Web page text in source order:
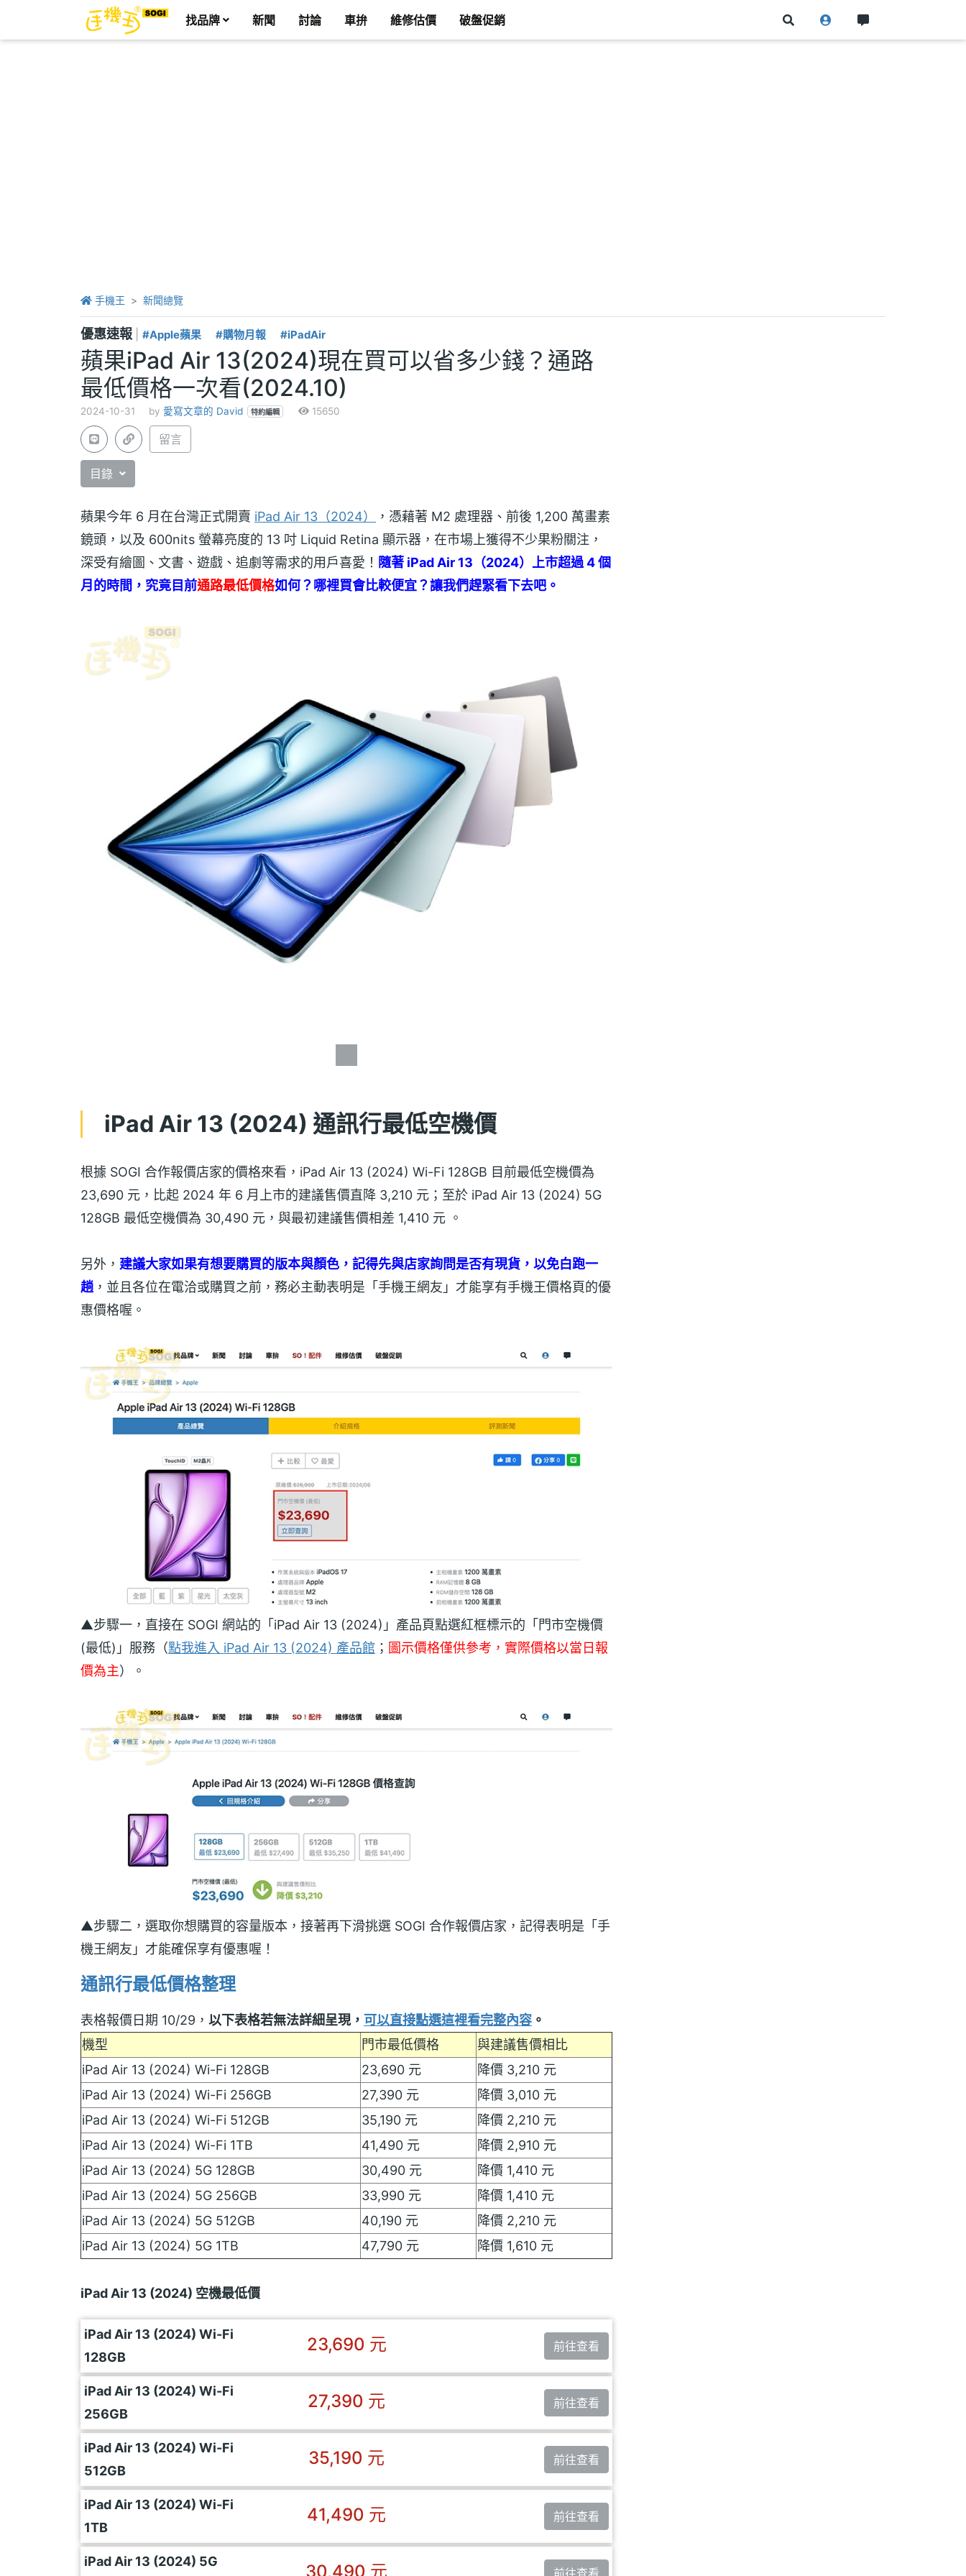
找品牌 新聞 討論 車拚 維修估價 破盤促銷
手機王 新聞總覽
優惠速報 #Apple蘋果 #購物月報 #iPadAir
蘋果iPad Air 13(2024)現在買可以省多少錢？通路
最低價格一次看(2024.10)
2024-10-31 by 愛寫文章的 David 特約編輯 15650
留言
目錄
蘋果今年 6 月在台灣正式開賣 iPad Air 13（2024）
，憑藉著 M2 處理器、前後 1,200 萬畫素
鏡頭，以及 600nits 螢幕亮度的 13 吋 Liquid Retina 顯示器，在市場上獲得不少果粉關注，
深受有繪圖、文書、遊戲、追劇等需求的用戶喜愛！ 隨著 iPad Air 13（2024）上市超過 4 個
月的時間，究竟目前通路最低價格如何？哪裡買會比較便宜？讓我們趕緊看下去吧。
iPad Air 13 (2024) 通訊行最低空機價
根據 SOGI 合作報價店家的價格來看，iPad Air 13 (2024) Wi-Fi 128GB 目前最低空機價為
23,690 元，比起 2024 年 6 月上市的建議售價直降 3,210 元；至於 iPad Air 13 (2024) 5G
128GB 最低空機價為 30,490 元，與最初建議售價相差 1,410 元 。
另外， 建議大家如果有想要購買的版本與顏色，記得先與店家詢問是否有現貨，以免白跑一
趟 ，並且各位在電洽或購買之前，務必主動表明是「手機王網友」才能享有手機王價格頁的優
惠價格喔。
▲步驟一，直接在 SOGI 網站的「iPad Air 13 (2024)」產品頁點選紅框標示的「門市空機價
(最低)」服務（點我進入 iPad Air 13 (2024) 產品館 ； 圖示價格僅供參考，實際價格以當日報
價為主）。
▲步驟二，選取你想購買的容量版本，接著再下滑挑選 SOGI 合作報價店家，記得表明是「手
機王網友」才能確保享有優惠喔！
通訊行最低價格整理
表格報價日期 10/29， 以下表格若無法詳細呈現， 可以直接點選這裡看完整內容 。
機型
門市最低價格
與建議售價相比
iPad Air 13 (2024) Wi-Fi 128GB
23,690 元
降價 3,210 元
iPad Air 13 (2024) Wi-Fi 256GB
27,390 元
降價 3,010 元
iPad Air 13 (2024) Wi-Fi 512GB
35,190 元
降價 2,210 元
iPad Air 13 (2024) Wi-Fi 1TB
41,490 元
降價 2,910 元
iPad Air 13 (2024) 5G 128GB
30,490 元
降價 1,410 元
iPad Air 13 (2024) 5G 256GB
33,990 元
降價 1,410 元
iPad Air 13 (2024) 5G 512GB
40,190 元
降價 2,210 元
iPad Air 13 (2024) 5G 1TB
47,790 元 降價 1,610 元
iPad Air 13 (2024) 空機最低價
iPad Air 13 (2024) Wi-Fi
128GB
23,690 元 前往查看
iPad Air 13 (2024) Wi-Fi
256GB
27,390 元 前往查看
iPad Air 13 (2024) Wi-Fi
512GB
35,190 元 前往查看
iPad Air 13 (2024) Wi-Fi
1TB
41,490 元 前往查看
iPad Air 13 (2024) 5G 30,490 元